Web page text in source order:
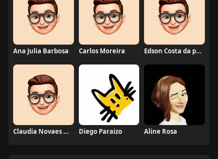
Ana Julia Barbosa Carlos Moreira Edson Costa da paixão
Claudia Novaes Novaes Diego Paraizo Aline Rosa